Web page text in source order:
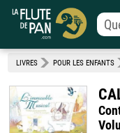
LIVRES POUR LES ENFANTS